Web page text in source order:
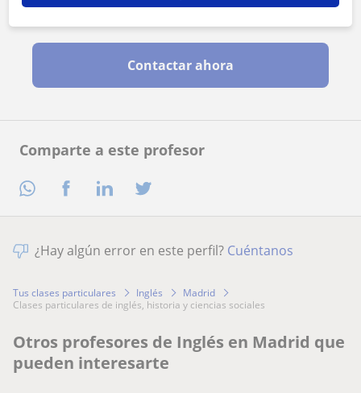
Comparte a este profesor
Contactar ahora
¿Hay algún error en este perfil? Cuéntanos
Tus clases particulares Inglés
Madrid
clases particulares de inglés, historia y ciencias sociales
Otros profesores de Inglés en Madrid que
pueden interesarte